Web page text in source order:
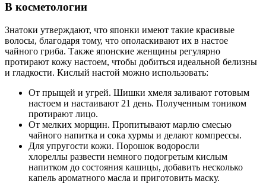
В косметологии
Знатоки утверждают, что японки имеют такие красивые
волосы, благодаря тому, что ополаскивают их в настое
чайного гриба. Также японские женщины регулярно
протирают кожу настоем, чтобы добиться идеальной белизны
и гладкости. Кислый настой можно использовать:
От прыщей и угрей. Шишки хмеля заливают готовым
настоем и настаивают 21 день. Полученным тоником
протирают лицо.
От мелких морщин. Пропитывают марлю смесью
чайного напитка и сока хурмы и делают компрессы.
Для упругости кожи. Порошок водоросли
хлореллы развести немного подогретым кислым
напитком до состояния кашицы, добавить несколько
капель ароматного масла и приготовить маску.